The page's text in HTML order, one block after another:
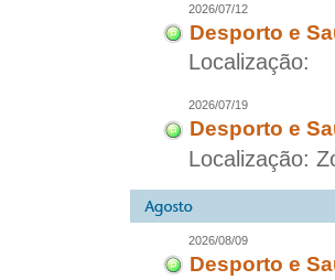
2026/07/12
Desporto e
Localização:
2026/07/19
Desporto e
Localização:
2026/08/09
Desporto e